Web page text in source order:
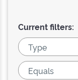
Current filters: